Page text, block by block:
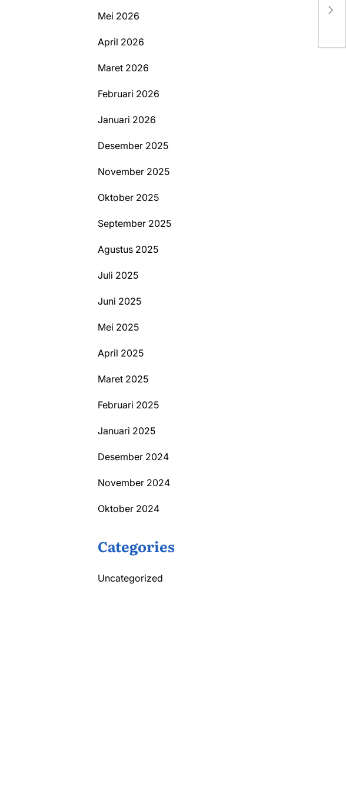
Mei 2026
April 2026
Maret 2026
Februari 2026
Januari 2026
Desember 2025
November 2025
Oktober 2025
September 2025
Agustus 2025
Juli 2025
Juni 2025
Mei 2025
April 2025
Maret 2025
Februari 2025
Januari 2025
Desember 2024
November 2024
Oktober 2024
Categories
Uncategorized